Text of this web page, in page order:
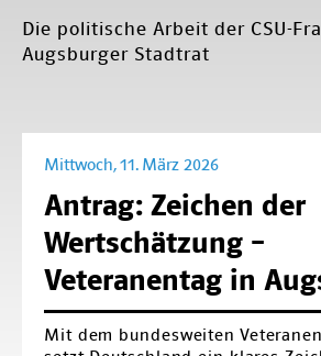
Die politische Arbeit der CSU-
Augsburger Stadtrat
Mittwoch, 11. März 2026
Antrag: Zeichen der
Wertschätzung –
Veteranentag in
Mit dem bundesweiten